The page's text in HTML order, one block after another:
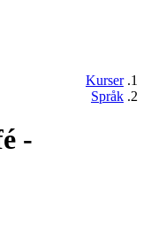
Kurser
Språk
-